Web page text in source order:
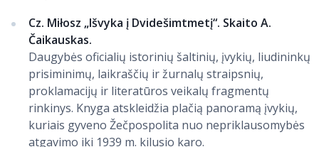
Cz. Miłosz „Išvyka į Dvidešimtmetį“. Skaito A.
Čaikauskas.
Daugybės oficialių istorinių šaltinių, įvykių, liudininkų
prisiminimų, laikraščių ir žurnalų straipsnių,
proklamacijų ir literatūros veikalų fragmentų
rinkinys. Knyga atskleidžia plačią panoramą įvykių,
kuriais gyveno Žečpospolita nuo nepriklausomybės
atgavimo iki 1939 m. kilusio karo.